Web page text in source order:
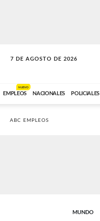
7 DE AGOSTO DE 2026
VITAMINAS
EMPLEOS
NUEVO
NACIONALES POLICIALES
ABC EMPLEOS
MUNDO